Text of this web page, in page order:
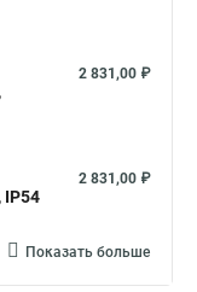
2 831,00 ₽
IP54
2 831,00 ₽
Показать больше